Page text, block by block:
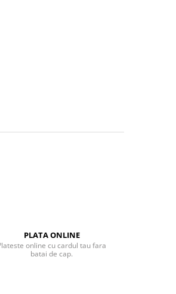
PLATA ONLINE
online cu cardul tau fara
batai de cap.